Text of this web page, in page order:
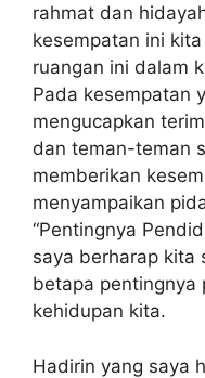
rahmat dan
kesempatan ini
ruangan ini dalam
Pada kesempatan
mengucapkan
dan teman-teman
memberikan
menyampaikan
“Pentingnya
saya berharap kita
betapa pentingnya
kehidupan kita.
Hadirin yang saya